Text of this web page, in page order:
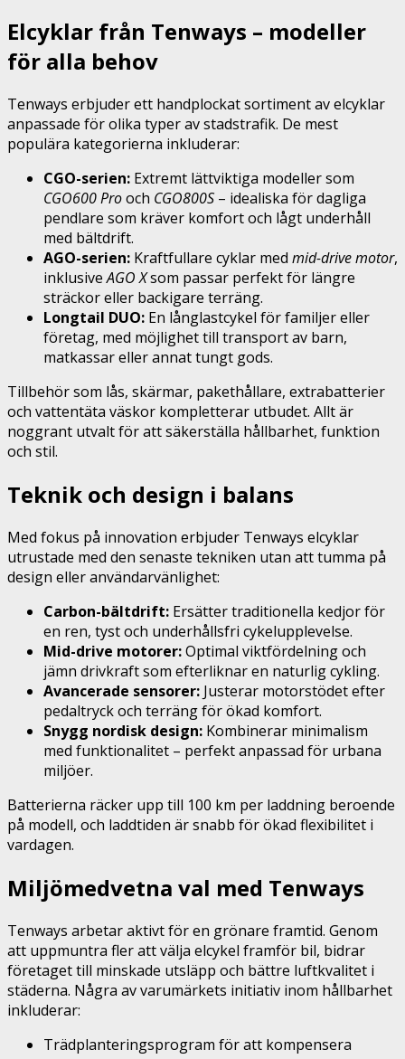
Elcyklar från Tenways – modeller
för alla behov
Tenways erbjuder ett handplockat sortiment av elcyklar
anpassade för olika typer av stadstrafik. De mest
populära kategorierna inkluderar:
CGO-serien: Extremt lättviktiga modeller som
CGO600 Prooch CGO800S – idealiska för dagliga
pendlare som kräver komfort och lågt underhåll
med bältdrift.
AGO-serien: Kraftfullare cyklar med mid-drive motor,
inklusiveAGO Xsom passar perfekt för längre
sträckor eller backigare terräng.
Longtail DUO: En långlastcykel för familjer eller
företag, med möjlighet till transport av barn,
matkassar eller annat tungt gods.
Tillbehör som lås, skärmar, pakethållare, extrabatterier
och vattentäta väskor kompletterar utbudet. Allt är
noggrant utvalt för att säkerställa hållbarhet, funktion
och stil.
Teknik och design i balans
Med fokus på innovation erbjuder Tenways elcyklar
utrustade med den senaste tekniken utan att tumma på
design eller användarvänlighet:
Carbon-bältdrift: Ersätter traditionella kedjor för
en ren, tyst och underhållsfri cykelupplevelse.
Mid-drive motorer:Optimal viktfördelning och
jämn drivkraft som efterliknar en naturlig cykling.
Avancerade sensorer: Justerar motorstödet efter
pedaltryck och terräng för ökad komfort.
Snygg nordisk design: Kombinerar minimalism
med funktionalitet – perfekt anpassad för urbana
miljöer.
Batterierna räcker upp till 100 km per laddning beroende
på modell, och laddtiden är snabb för ökad flexibilitet i
vardagen.
Miljömedvetna val med Tenways
Tenways arbetar aktivt för en grönare framtid. Genom
att uppmuntra fler att välja elcykel framför bil, bidrar
företaget till minskade utsläpp och bättre luftkvalitet i
städerna. Några av varumärkets initiativ inom hållbarhet
inkluderar:
Trädplanteringsprogram för att kompensera